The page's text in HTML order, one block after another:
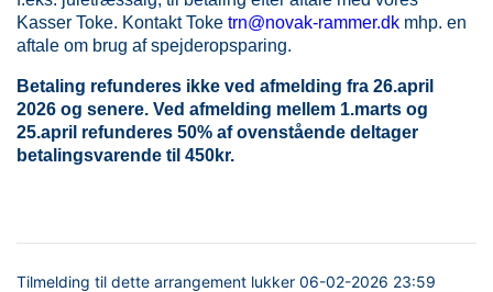
Kasser Toke. Kontakt Toke trn@novak-rammer.dk mhp. en
aftale om brug af spejderopsparing.
Betaling refunderes ikke ved afmelding fra 26.april
2026 og senere. Ved afmelding mellem 1.marts og
25.april refunderes 50% af ovenstående deltager
betalingsvarende til 450kr.
Tilmelding til dette arrangement lukker 06-02-2026 23:59